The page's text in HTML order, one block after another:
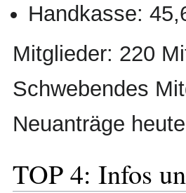
Handkasse:
Mitglieder: 220
Schwebendes
Neuanträge
TOP 4: Infos